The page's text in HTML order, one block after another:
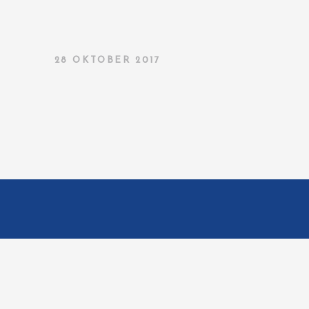
28 OKTOBER 2017